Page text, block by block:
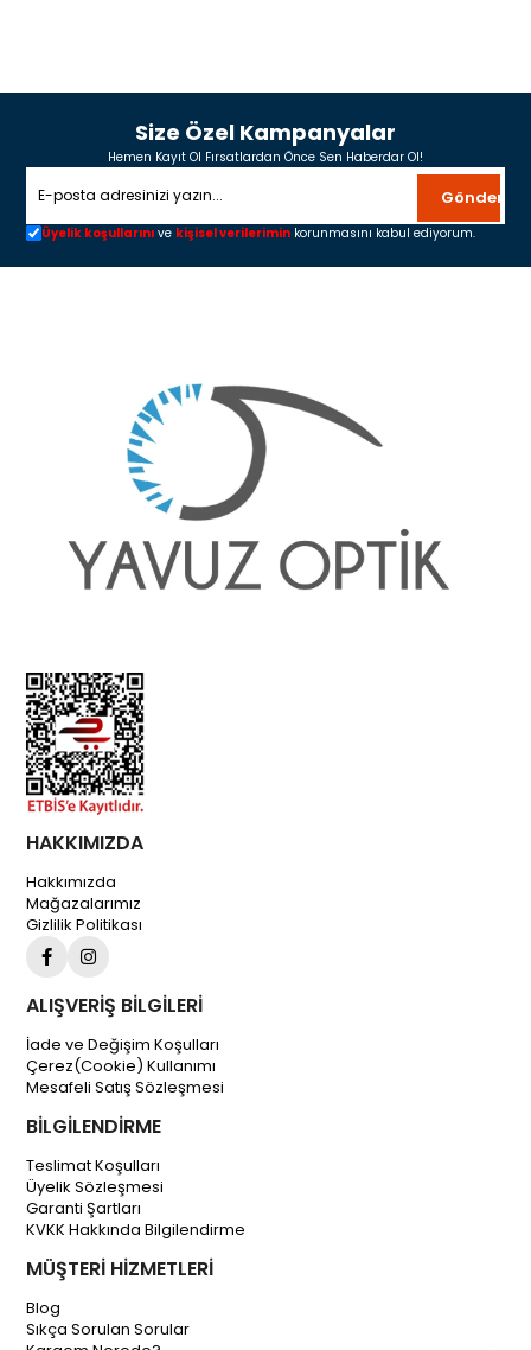
Size Özel Kampanyalar
Hemen Kayıt Ol Fırsatlardan Önce Sen Haberdar Ol!
Gönder
Üyelik koşullarını ve kişisel verilerimin korunmasını kabul ediyorum.
HAKKIMIZDA
Hakkımızda
Mağazalarımız
Gizlilik Politikası
ALIŞVERİŞ BİLGİLERİ
İade ve Değişim Koşulları
Çerez(Cookie) Kullanımı
Mesafeli Satış Sözleşmesi
BİLGİLENDİRME
Teslimat Koşulları
Üyelik Sözleşmesi
Garanti Şartları
KVKK Hakkında Bilgilendirme
MÜŞTERİ HİZMETLERİ
Blog
Sıkça Sorulan Sorular